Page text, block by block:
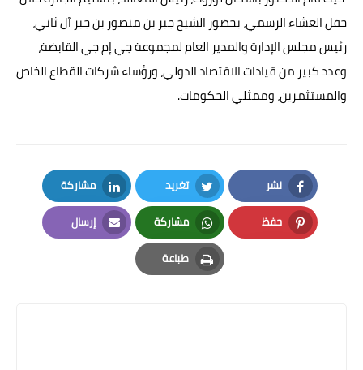
حفل العشاء الرسمي، بحضور الشيخ جبر بن منصور بن جبر آل ثاني،
رئيس مجلس الإدارة والمدير العام لمجموعة جي إم جي القابضة،
وعدد كبير من قيادات الاقتصاد الدولي، ورؤساء شركات القطاع الخاص
والمستثمرين، وممثلي الحكومات.
نشر
Facebook
تغريد
Twitter
مشاركة
LinkedIn
حفظ
Pinterest
مشاركة
Whatsapp
إرسال
Email
طباعة
Print